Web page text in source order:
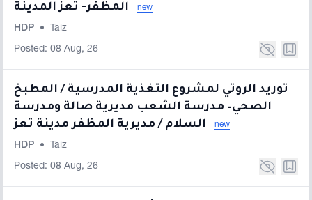
new
HDP • Taiz
Posted: 08 Aug, 26
توريد الروتي لمشروع التغذية المدرسية / المطبخ
الصحي– مدرسة الشعب مديرية صالة ومدرسة
new
HDP • Taiz
Posted: 08 Aug, 26